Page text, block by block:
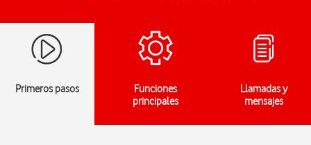
Primeros pasos
Funciones
principales
Llamadas y
mensajes